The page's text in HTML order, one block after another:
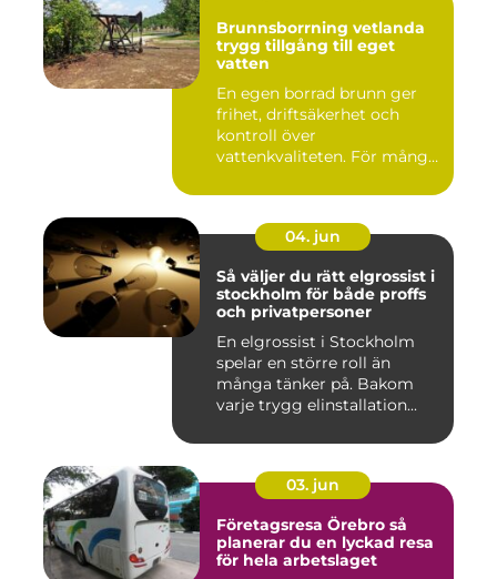
Brunnsborrning vetlanda
trygg tillgång till eget
vatten
En egen borrad brunn ger
frihet, driftsäkerhet och
kontroll över
vattenkvaliteten. För många
04. jun
Så väljer du rätt elgrossist i
stockholm för både proffs
och privatpersoner
En elgrossist i Stockholm
spelar en större roll än
många tänker på. Bakom
varje trygg elinstallation...
03. jun
Företagsresa Örebro så
planerar du en lyckad resa
för hela arbetslaget